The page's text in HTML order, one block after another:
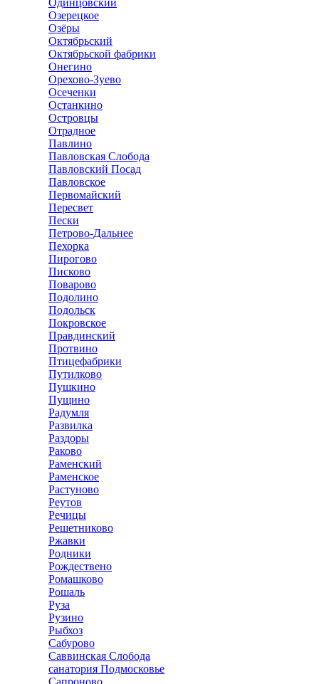
Одинцовский
Озерецкое
Озёры
Октябрьский
Октябрьской фабрики
Онегино
Орехово-Зуево
Осеченки
Останкино
Островцы
Отрадное
Павлино
Павловская Слобода
Павловский Посад
Павловское
Первомайский
Пересвет
Пески
Петрово-Дальнее
Пехорка
Пирогово
Писково
Поварово
Подолино
Подольск
Покровское
Правдинский
Протвино
Птицефабрики
Путилково
Пушкино
Пущино
Радумля
Развилка
Раздоры
Раково
Раменский
Раменское
Растуново
Реутов
Речицы
Решетниково
Ржавки
Родники
Рождествено
Ромашково
Рошаль
Руза
Рузино
Рыбхоз
Сабурово
Саввинская Слобода
санатория Подмосковье
Сапроново